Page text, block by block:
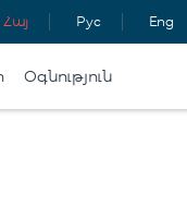
Հայ Рус Eng
Օգնություն